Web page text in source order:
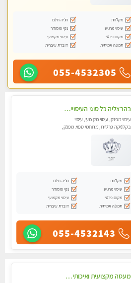
מקלחת
חניה חינם
עיסוי מרגיע
נקי ומסודר
מקום פרטי
עיסוי מקצועי
תמונה אמיתית
דוברת עיברית
055-4532305
בהרצליה כל סוגי העיסויים מעסה מקצועית ואיכותית פרטי!!!
עיסוי מפנק, עיסוי מקצועי, עיסוי
בקלניקה פרטית, מתחמי ספא מפנק,
זהב
מקלחת
חניה חינם
עיסוי מרגיע
נקי ומסודר
מקום פרטי
עיסוי מקצועי
תמונה אמיתית
דוברת עיברית
055-4532143
מעסה מקצועית ואיכותית פרטי!! אירוח ברמה אחרת ...כולל שתיה חמה/קרה + בקבוק מים